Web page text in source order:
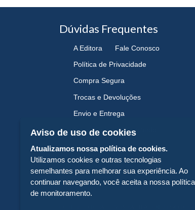
Dúvidas Frequentes
A Editora Fale Conosco
Política de Privacidade
Compra Segura
Trocas e Devoluções
Envio e Entrega
Navegando e Comprando
CORTEZ EDITORA E LIVRARIA LTDA - CNPJ n°
Aviso de uso de cookies
Atualizamos nossa política de cookies.
Utilizamos cookies e outras tecnologias
semelhantes para melhorar sua experiência. Ao
continuar navegando, você aceita a nossa política
de monitoramento.